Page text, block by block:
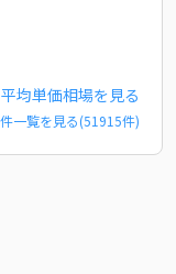
均単価相場を見る
一覧を見る(51915件)